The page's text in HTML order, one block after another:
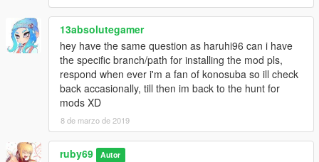
13absolutegamer
hey have the same question as haruhi96 can i have
the specific branch/path for installing the mod pls,
respond when ever i'm a fan of konosuba so ill check
back accasionally, till then im back to the hunt for
mods XD
8 de marzo de 2019
ruby69 Autor